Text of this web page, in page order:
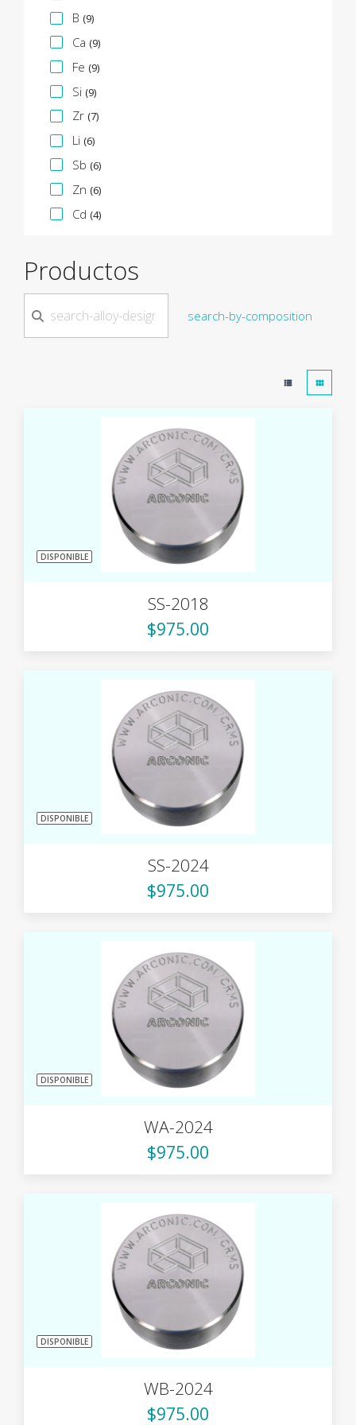
B (9)
Ca (9)
Fe (9)
Si (9)
Zr (7)
Li (6)
Sb (6)
Zn (6)
Cd (4)
Productos
search-by-composition
DISPONIBLE
SS-2018
$975.00
DISPONIBLE
SS-2024
$975.00
DISPONIBLE
WA-2024
$975.00
DISPONIBLE
WB-2024
$975.00